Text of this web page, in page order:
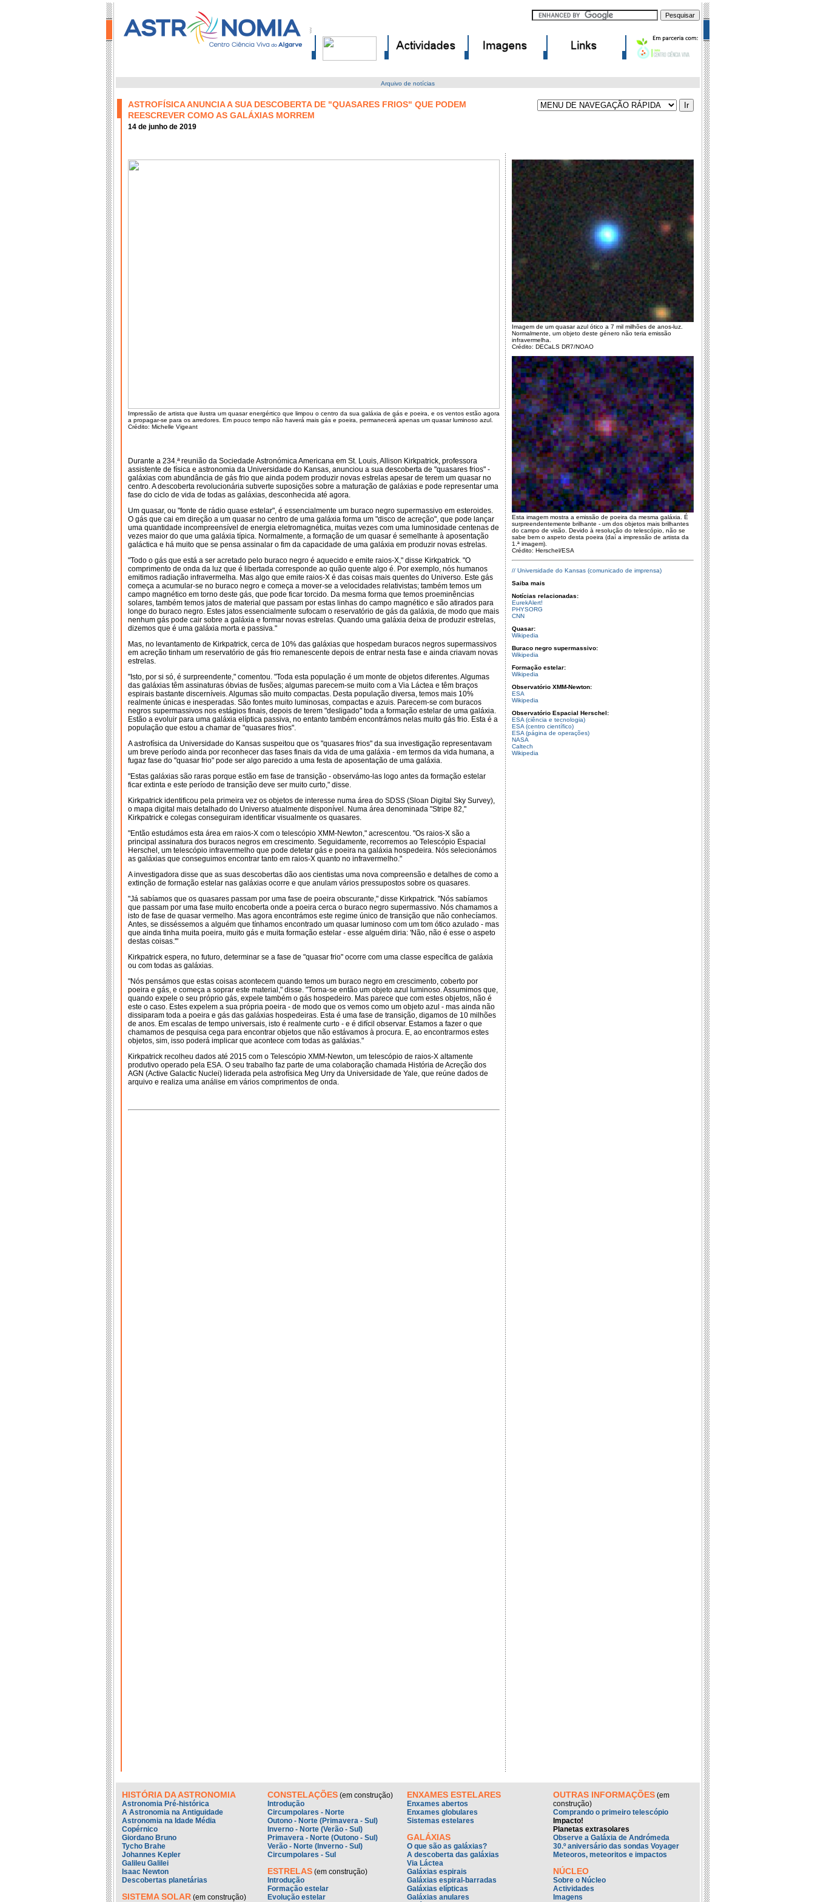
Arquivo de notícias
ASTROFÍSICA ANUNCIA A SUA DESCOBERTA DE "QUASARES FRIOS" QUE PODEM
REESCREVER COMO AS GALÁXIAS MORREM
14 de junho de 2019
Impressão de artista que ilustra um quasar energértico que limpou o centro da sua galáxia de gás e poeira, e os ventos estão agora
a propagar-se para os arredores. Em pouco tempo não haverá mais gás e poeira, permanecerá apenas um quasar luminoso azul.
Crédito: Michelle Vigeant
Durante a 234.ª reunião da Sociedade Astronómica Americana em St. Louis, Allison Kirkpatrick, professora
assistente de física e astronomia da Universidade do Kansas, anunciou a sua descoberta de "quasares frios" -
galáxias com abundância de gás frio que ainda podem produzir novas estrelas apesar de terem um quasar no
centro. A descoberta revolucionária subverte suposições sobre a maturação de galáxias e pode representar uma
fase do ciclo de vida de todas as galáxias, desconhecida até agora.
Um quasar, ou "fonte de rádio quase estelar", é essencialmente um buraco negro supermassivo em esteroides.
O gás que cai em direção a um quasar no centro de uma galáxia forma um "disco de acreção", que pode lançar
uma quantidade incompreensível de energia eletromagnética, muitas vezes com uma luminosidade centenas de
vezes maior do que uma galáxia típica. Normalmente, a formação de um quasar é semelhante à aposentação
galáctica e há muito que se pensa assinalar o fim da capacidade de uma galáxia em produzir novas estrelas.
"Todo o gás que está a ser acretado pelo buraco negro é aquecido e emite raios-X," disse Kirkpatrick. "O
comprimento de onda da luz que é libertada corresponde ao quão quente algo é. Por exemplo, nós humanos
emitimos radiação infravermelha. Mas algo que emite raios-X é das coisas mais quentes do Universo. Este gás
começa a acumular-se no buraco negro e começa a mover-se a velocidades relativistas; também temos um
campo magnético em torno deste gás, que pode ficar torcido. Da mesma forma que temos proeminências
solares, também temos jatos de material que passam por estas linhas do campo magnético e são atirados para
longe do buraco negro. Estes jatos essencialmente sufocam o reservatório de gás da galáxia, de modo que mais
nenhum gás pode cair sobre a galáxia e formar novas estrelas. Quando uma galáxia deixa de produzir estrelas,
dizemos que é uma galáxia morta e passiva."
Mas, no levantamento de Kirkpatrick, cerca de 10% das galáxias que hospedam buracos negros supermassivos
em acreção tinham um reservatório de gás frio remanescente depois de entrar nesta fase e ainda criavam novas
estrelas.
"Isto, por si só, é surpreendente," comentou. "Toda esta população é um monte de objetos diferentes. Algumas
das galáxias têm assinaturas óbvias de fusões; algumas parecem-se muito com a Via Láctea e têm braços
espirais bastante discerníveis. Algumas são muito compactas. Desta população diversa, temos mais 10%
realmente únicas e inesperadas. São fontes muito luminosas, compactas e azuis. Parecem-se com buracos
negros supermassivos nos estágios finais, depois de terem "desligado" toda a formação estelar de uma galáxia.
Estão a evoluir para uma galáxia elíptica passiva, no entanto também encontrámos nelas muito gás frio. Esta é a
população que estou a chamar de "quasares frios".
A astrofísica da Universidade do Kansas suspeitou que os "quasares frios" da sua investigação representavam
um breve período ainda por reconhecer das fases finais da vida de uma galáxia - em termos da vida humana, a
fugaz fase do "quasar frio" pode ser algo parecido a uma festa de aposentação de uma galáxia.
"Estas galáxias são raras porque estão em fase de transição - observámo-las logo antes da formação estelar
ficar extinta e este período de transição deve ser muito curto," disse.
Kirkpatrick identificou pela primeira vez os objetos de interesse numa área do SDSS (Sloan Digital Sky Survey),
o mapa digital mais detalhado do Universo atualmente disponível. Numa área denominada "Stripe 82,"
Kirkpatrick e colegas conseguiram identificar visualmente os quasares.
"Então estudámos esta área em raios-X com o telescópio XMM-Newton," acrescentou. "Os raios-X são a
principal assinatura dos buracos negros em crescimento. Seguidamente, recorremos ao Telescópio Espacial
Herschel, um telescópio infravermelho que pode detetar gás e poeira na galáxia hospedeira. Nós selecionámos
as galáxias que conseguimos encontrar tanto em raios-X quanto no infravermelho."
A investigadora disse que as suas descobertas dão aos cientistas uma nova compreensão e detalhes de como a
extinção de formação estelar nas galáxias ocorre e que anulam vários pressupostos sobre os quasares.
"Já sabíamos que os quasares passam por uma fase de poeira obscurante," disse Kirkpatrick. "Nós sabíamos
que passam por uma fase muito encoberta onde a poeira cerca o buraco negro supermassivo. Nós chamamos a
isto de fase de quasar vermelho. Mas agora encontrámos este regime único de transição que não conhecíamos.
Antes, se disséssemos a alguém que tínhamos encontrado um quasar luminoso com um tom ótico azulado - mas
que ainda tinha muita poeira, muito gás e muita formação estelar - esse alguém diria: 'Não, não é esse o aspeto
destas coisas.'"
Kirkpatrick espera, no futuro, determinar se a fase de "quasar frio" ocorre com uma classe específica de galáxia
ou com todas as galáxias.
"Nós pensámos que estas coisas acontecem quando temos um buraco negro em crescimento, coberto por
poeira e gás, e começa a soprar este material," disse. "Torna-se então um objeto azul luminoso. Assumimos que,
quando expele o seu próprio gás, expele também o gás hospedeiro. Mas parece que com estes objetos, não é
este o caso. Estes expelem a sua própria poeira - de modo que os vemos como um objeto azul - mas ainda não
dissiparam toda a poeira e gás das galáxias hospedeiras. Esta é uma fase de transição, digamos de 10 milhões
de anos. Em escalas de tempo universais, isto é realmente curto - e é difícil observar. Estamos a fazer o que
chamamos de pesquisa cega para encontrar objetos que não estávamos à procura. E, ao encontrarmos estes
objetos, sim, isso poderá implicar que acontece com todas as galáxias."
Kirkpatrick recolheu dados até 2015 com o Telescópio XMM-Newton, um telescópio de raios-X altamente
produtivo operado pela ESA. O seu trabalho faz parte de uma colaboração chamada História de Acreção dos
AGN (Active Galactic Nuclei) liderada pela astrofísica Meg Urry da Universidade de Yale, que reúne dados de
arquivo e realiza uma análise em vários comprimentos de onda.
Imagem de um quasar azul ótico a 7 mil milhões de anos-luz.
Normalmente, um objeto deste género não teria emissão
infravermelha.
Crédito: DECaLS DR7/NOAO
Esta imagem mostra a emissão de poeira da mesma galáxia. É
surpreendentemente brilhante - um dos objetos mais brilhantes
do campo de visão. Devido à resolução do telescópio, não se
sabe bem o aspeto desta poeira (daí a impressão de artista da
1.ª imagem).
Crédito: Herschel/ESA
// Universidade do Kansas (comunicado de imprensa)
Saiba mais
Notícias relacionadas:
EurekAlert!
PHYSORG
CNN
Quasar:
Wikipedia
Buraco negro supermassivo:
Wikipedia
Formação estelar:
Wikipedia
Observatório XMM-Newton:
ESA
Wikipedia
Observatório Espacial Herschel:
ESA (ciência e tecnologia)
ESA (centro científico)
ESA (página de operações)
NASA
Caltech
Wikipedia